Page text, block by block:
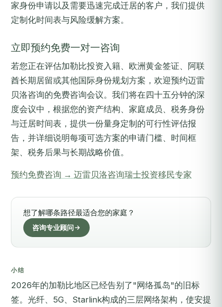
家身份申请以及需要迅速完成迁居的客户，我们提供
定制化时间表与风险缓解方案。
立即预约免费一对一咨询
若您正在评估加勒比投资入籍、欧洲黄金签证、阿联
酋长期居留或其他国际身份规划方案，欢迎预约迈雷
贝洛咨询的免费咨询会议。我们将在四十五分钟的深
度会议中，根据您的资产结构、家庭成员、税务身份
与迁居时间表，提供一份量身定制的可行性评估报
告，并详细说明每项可选方案的申请门槛、时间框
架、税务后果与长期战略价值。
预约免费咨询 → 迈雷贝洛咨询瑞士投资移民专家
想了解哪条路径最适合您的家庭？
咨询专业顾问
小结
2026年的加勒比地区已经告别了"网络孤岛"的旧标
签。光纤、5G、Starlink构成的三层网络架构，使安提